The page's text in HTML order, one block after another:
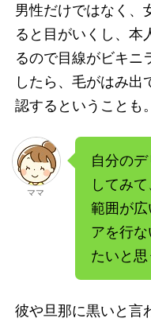
男性だけではなく、
ると目がいくし、本
るので目線がビキニ
したら、毛がはみ出
認するということも。
ママ
自分の
してみ
範囲が
アを行
たいと思
彼や旦那に黒いと言